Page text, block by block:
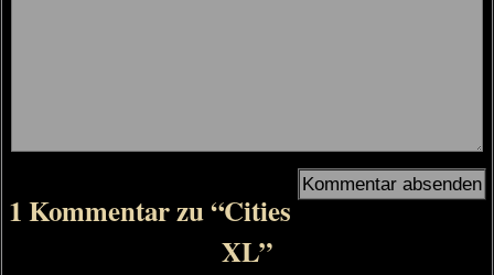
1 Kommentar zu “Cities
XL”